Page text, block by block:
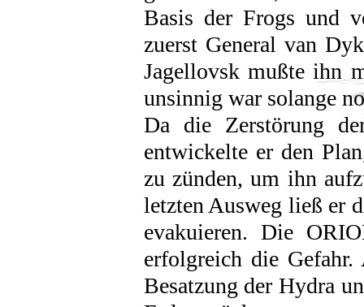
Basis der Frogs und
zuerst General van
Jagellovsk mußte ihn
unsinnig war solange
Da die Zerstörung
entwickelte er den
zu zünden, um ihn
letzten Ausweg ließ er
evakuieren. Die
erfolgreich die Gefahr.
Besatzung der Hydra